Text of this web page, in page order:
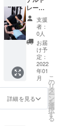
レーニ
ング60
分 60分
のパー
ソナル
トレー
ニング
をご提
供しま
す！ 試
しに受
けてみ
たいと
思う方
支援
者：
0人
お届
け予
定：
2022
年01
月
詳細を見る
こ
の
リ
タ
ー
ン
を
選
択
す
る